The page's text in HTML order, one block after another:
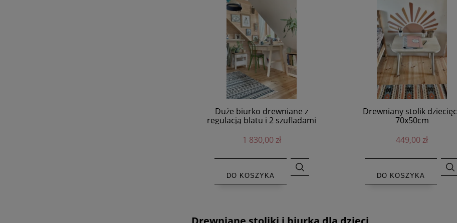
Duże biurko drewniane z
regulacją blatu i 2 szufladami
1 830,00 zł
DO KOSZYKA
Drewniany stolik
70x50cm
449,00 zł
DO KOSZYKA